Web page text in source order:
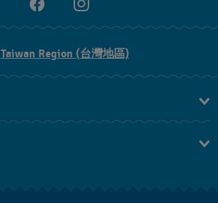
Taiwan Region (台灣地區)